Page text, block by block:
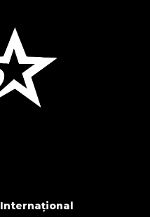
Internațional